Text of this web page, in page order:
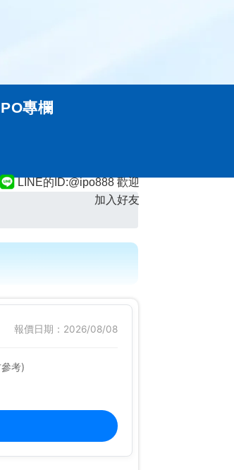
LINE的ID:@ipo888 歡迎
加入好友
專欄
報價日期：2026/08/08
考)